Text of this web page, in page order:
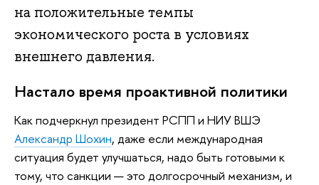
на положительные темпы
экономического роста в условиях
внешнего давления.
Настало время проактивной политики
Как подчеркнул президент РСПП и НИУ ВШЭ
Александр Шохин, даже если международная
ситуация будет улучшаться, надо быть готовыми к
тому, что санкции — это долгосрочный механизм, и